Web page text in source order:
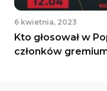
6 kwietnia, 2023
Kto głosował w
członków